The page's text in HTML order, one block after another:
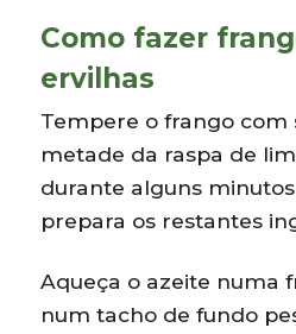
Como fazer
ervilhas
Tempere o frango com
metade da raspa de
durante alguns
prepara os restantes
Aqueça o azeite numa
num tacho de fundo